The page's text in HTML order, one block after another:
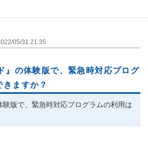
05/31 21:35
』の体験版で、緊急時対応プログ
ますか？
験版で、緊急時対応プログラムの利用は